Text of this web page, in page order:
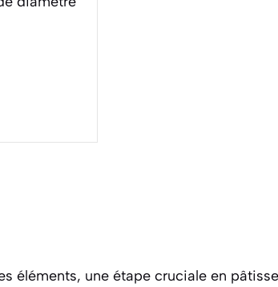
éléments, une étape cruciale en